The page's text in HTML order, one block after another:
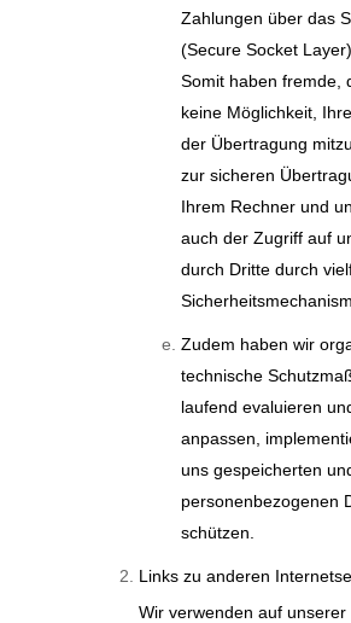
Zahlungen über das
(Secure Socket
Somit haben fremde,
keine Möglichkeit,
der Übertragung
zur sicheren
Ihrem Rechner und
auch der Zugriff auf
durch Dritte durch
Zudem haben wir
technische
laufend evaluieren
anpassen,
uns gespeicherten
personenbezogenen
schützen.
Links zu anderen
Wir verwenden auf